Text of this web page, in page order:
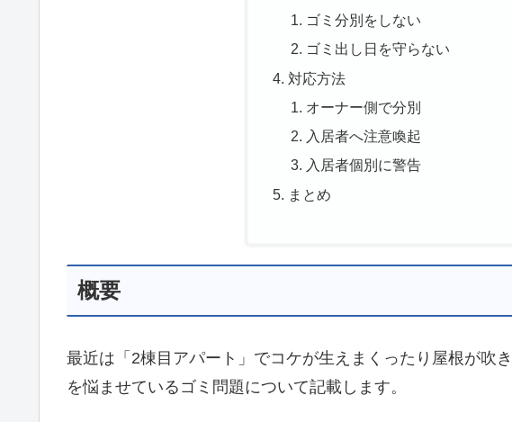
ゴミ分別をしない
ゴミ出し日を守らない
対応方法
オーナー側で分別
入居者へ注意喚起
入居者個別に警告
まとめ
概要
最近は「2棟目アパート」でコケが生えまくったり屋根が吹
を悩ませているゴミ問題について記載します。